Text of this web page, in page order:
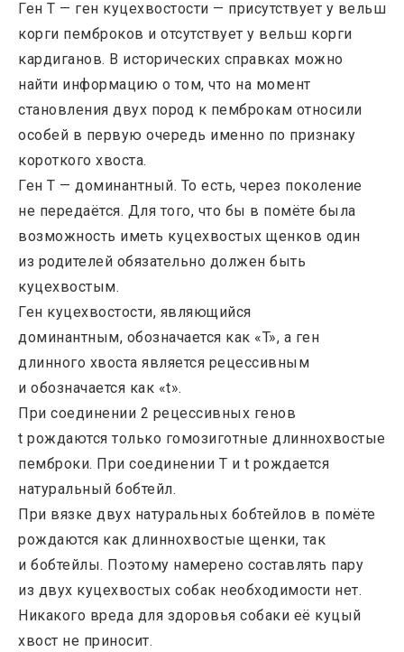
Ген Т — ген куцехвостости — присутствует у вельш
корги пемброков и отсутствует у вельш корги
кардиганов. В исторических справках можно
найти информацию о том, что на момент
становления двух пород к пемброкам относили
особей в первую очередь именно по признаку
короткого хвоста.
Ген Т — доминантный. То есть, через поколение
не передаётся. Для того, что бы в помёте была
возможность иметь куцехвостых щенков один
из родителей обязательно должен быть
куцехвостым.
Ген куцехвостости, являющийся
доминантным, обозначается как «T», а ген
длинного хвоста является рецессивным
и обозначается как «t».
При соединении 2 рецессивных генов
t рождаются только гомозиготные длиннохвостые
пемброки. При соединении Т и t рождается
натуральный бобтейл.
При вязке двух натуральных бобтейлов в помёте
рождаются как длиннохвостые щенки, так
и бобтейлы. Поэтому намерено составлять пару
из двух куцехвостых собак необходимости нет.
Никакого вреда для здоровья собаки её куцый
хвост не приносит.